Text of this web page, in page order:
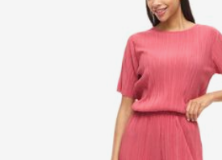
Možnosti doručení